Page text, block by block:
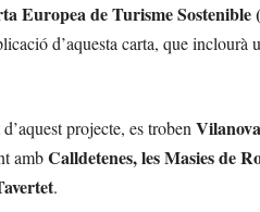
Europea de Turisme Sostenible
d’aquesta carta, que inclourà
projecte, es troben
ambCalldetenes, les Masies de
.